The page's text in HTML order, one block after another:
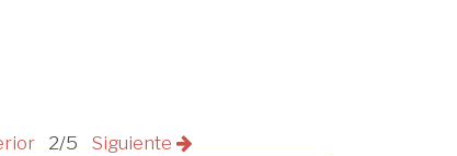
2/5 Siguiente